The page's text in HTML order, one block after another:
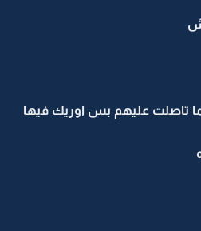
عليهم بس اوريك فيها